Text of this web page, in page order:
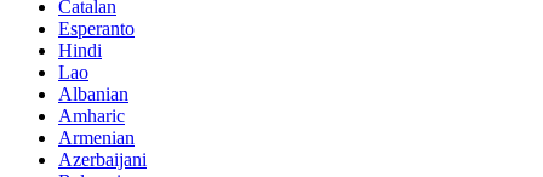
Catalan
Esperanto
Hindi
Lao
Albanian
Amharic
Armenian
Azerbaijani